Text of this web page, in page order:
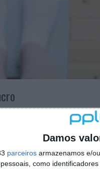
Damos
parceiros armazenamos e/
como
a um risco
a obesidade,
do corpo do útero, o
biliares, o cancro do
múltiplo.